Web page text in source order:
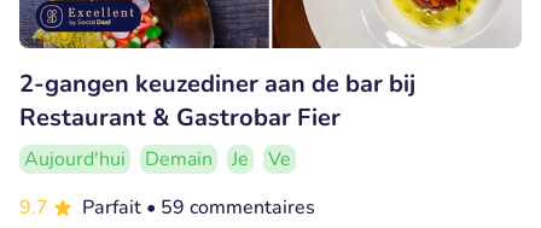
2-gangen keuzediner aan de bar bij
Restaurant & Gastrobar Fier
Aujourd'hui Demain Je
Ve
9.7
Parfait • 59 commentaires